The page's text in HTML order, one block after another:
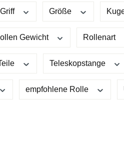
Griff Größe
Gewicht Rollenart
Teleskopstange
empfohlene Rolle